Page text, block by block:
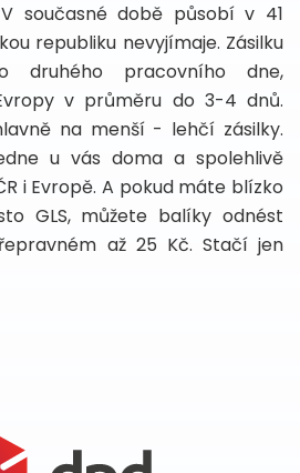
současné době působí v 41
republiku nevyjímaje. Zásilku
pracovního dne,
v průměru do 3-4 dnů.
na menší - lehčí zásilky.
u vás doma a spolehlivě
i Evropě. A pokud máte blízko
GLS, můžete balíky odnést
až 25 Kč. Stačí jen